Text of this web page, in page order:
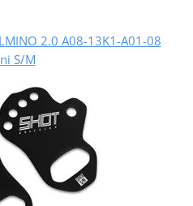
2.0 A08-13K1-A01-08
S/M